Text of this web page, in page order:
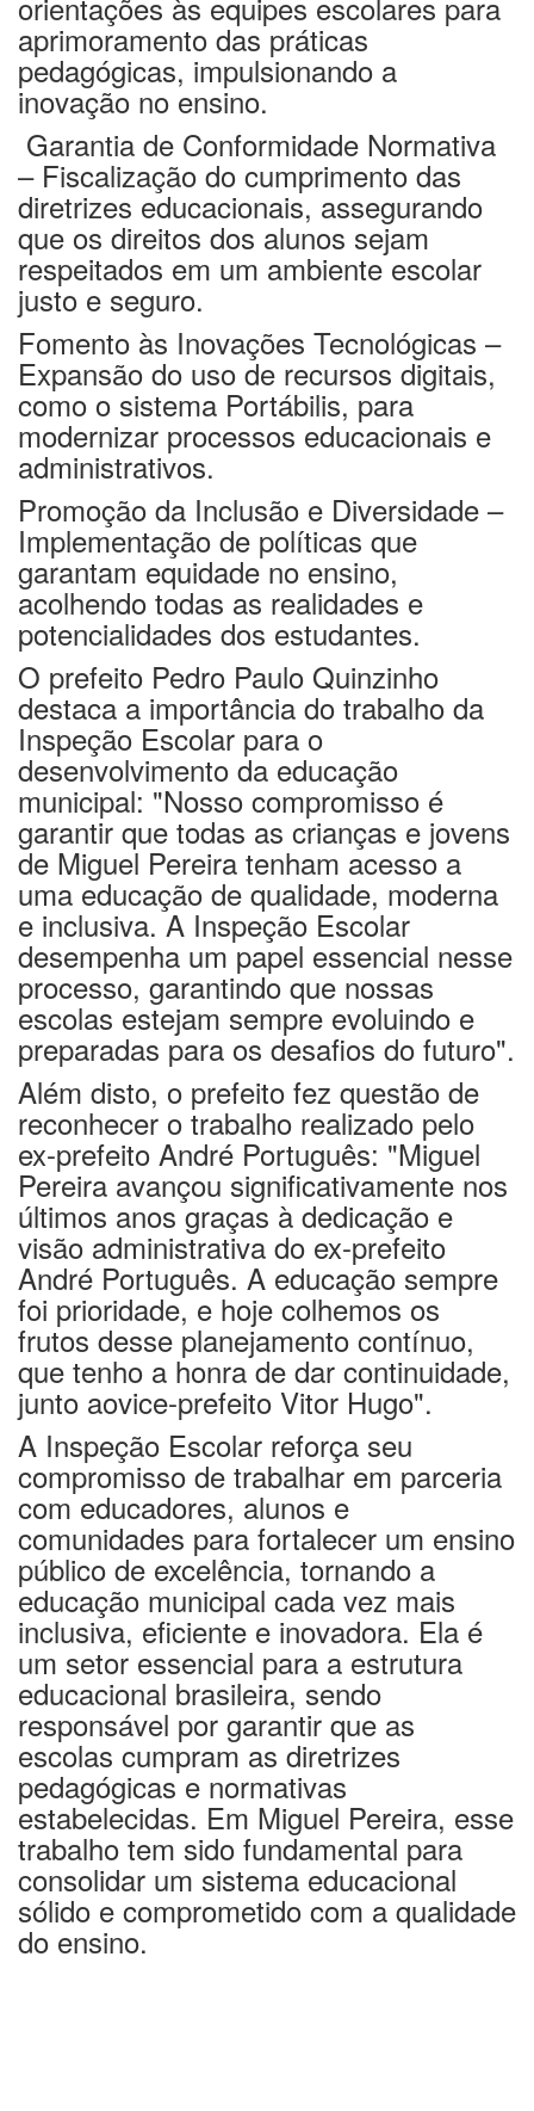
aprimoramento das práticas
pedagógicas, impulsionando a
inovação no ensino.
Garantia de Conformidade Normativa
– Fiscalização do cumprimento das
diretrizes educacionais, assegurando
que os direitos dos alunos sejam
respeitados em um ambiente escolar
justo e seguro.
Fomento às Inovações Tecnológicas –
Expansão do uso de recursos digitais,
como o sistema Portábilis, para
modernizar processos educacionais e
administrativos.
Promoção da Inclusão e Diversidade –
Implementação de políticas que
garantam equidade no ensino,
acolhendo todas as realidades e
potencialidades dos estudantes.
O prefeito Pedro Paulo Quinzinho
destaca a importância do trabalho da
Inspeção Escolar para o
desenvolvimento da educação
municipal: "Nosso compromisso é
garantir que todas as crianças e jovens
de Miguel Pereira tenham acesso a
uma educação de qualidade, moderna
e inclusiva. A Inspeção Escolar
desempenha um papel essencial nesse
processo, garantindo que nossas
escolas estejam sempre evoluindo e
preparadas para os desafios do futuro".
Além disto, o prefeito fez questão de
reconhecer o trabalho realizado pelo
ex-prefeito André Português: "Miguel
Pereira avançou significativamente nos
últimos anos graças à dedicação e
visão administrativa do ex-prefeito
André Português. A educação sempre
foi prioridade, e hoje colhemos os
frutos desse planejamento contínuo,
que tenho a honra de dar continuidade,
junto aovice-prefeito Vitor Hugo".
A Inspeção Escolar reforça seu
compromisso de trabalhar em parceria
com educadores, alunos e
comunidades para fortalecer um ensino
público de excelência, tornando a
educação municipal cada vez mais
inclusiva, eficiente e inovadora. Ela é
um setor essencial para a estrutura
educacional brasileira, sendo
responsável por garantir que as
escolas cumpram as diretrizes
pedagógicas e normativas
estabelecidas. Em Miguel Pereira, esse
trabalho tem sido fundamental para
consolidar um sistema educacional
sólido e comprometido com a qualidade
do ensino.